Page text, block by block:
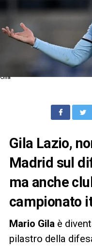
Gila
Gila Lazio,
Madrid sul
ma anche
campionato
Mario Gilaè
pilastro della